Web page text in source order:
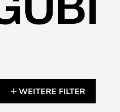
WEITERE FILTER